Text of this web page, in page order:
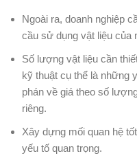
Ngoài ra, doanh nghiệp
cầu sử dụng vật liệu của
Số lượng vật liệu cần
kỹ thuật cụ thể là những
phán về giá theo số
riêng.
Xây dựng mối quan hệ
yếu tố quan trọng.